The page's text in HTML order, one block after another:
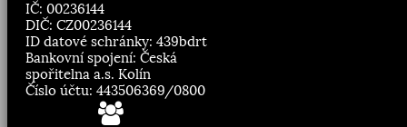
IČ: 00236144
DIČ: CZ00236144
ID datové schránky: 439bdrt
Bankovní spojení: Česká
spořitelna a.s. Kolín
Číslo účtu: 443506369/0800